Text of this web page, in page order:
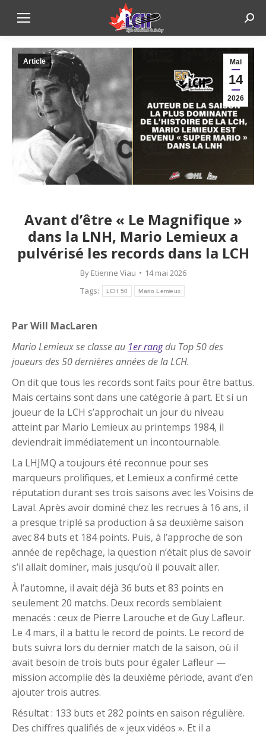
Mai
14
2026
Article
Avant d’être « Le Magnifique »
dans la LNH, Mario Lemieux a
pulvérisé les records dans la LCH
By Etienne Viau
14 mai 2026
Tags:
LCH 50 Mario Lemieux
Par Will MacLaren
Mario Lemieux se classe au 1er rangdu Top 50 des
joueurs des 50 dernières années de la LCH.
On dit que tous les records sont faits pour être battus.
Mais certains sont dans une catégorie à part. Et si un
joueur de la LCH s’approchait un jour du niveau
atteint par Mario Lemieux au printemps 1984, il
deviendrait immédiatement un incontournable.
La LHJMQ a toujours été reconnue pour ses
marqueurs prolifiques, et Lemieux a confirmé cette
réputation durant ses trois saisons avec les Voisins de
Laval. Après avoir dominé chez les recrues à 16 ans, il
a presque triplé sa production à sa deuxième saison
avec 84 buts et 184 points. Puis, à l’approche de son
année de repêchage, la question n’était plus de savoir
s’il allait dominer, mais jusqu’où il pouvait aller.
À l’automne, il avait déjà 36 buts et 83 points en
seulement 20 matchs. Deux records semblaient
menacés : ceux de Pierre Larouche et de Guy Lafleur.
Le 4 mars, il a battu le record de points. Le record de
buts suivra lors du dernier match de la saison, où il
avait besoin de trois buts pour égaler Lafleur —
mission accomplie dès la deuxième période, avant d’en
ajouter trois autres.
Résultat : 133 buts et 282 points en saison régulière.
Des chiffres qualifiés de « jeux vidéos ». Et il a